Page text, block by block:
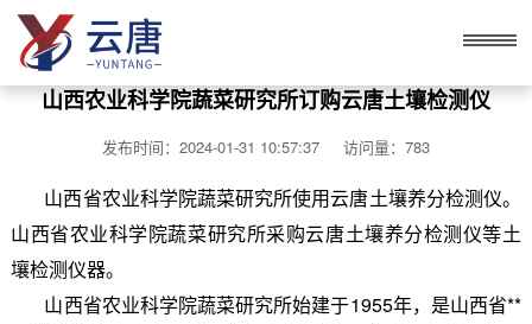
山西农业科学院蔬菜研究所订购云唐土壤检测仪
发布时间：2024-01-31 10:57:37 访问量：783
山西省农业科学院蔬菜研究所使用云唐土壤养分检测仪。
山西省农业科学院蔬菜研究所采购云唐土壤养分检测仪等土
壤检测仪器。
山西省农业科学院蔬菜研究所始建于1955年，是山西省**